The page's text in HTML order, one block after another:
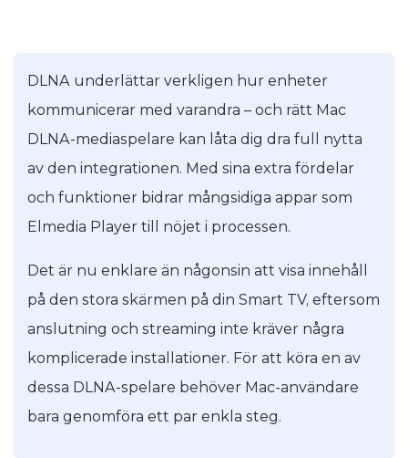
DLNA underlättar verkligen hur enheter
kommunicerar med varandra – och rätt Mac
DLNA-mediaspelare kan låta dig dra full nytta
av den integrationen. Med sina extra fördelar
och funktioner bidrar mångsidiga appar som
Elmedia Player till nöjet i processen.
Det är nu enklare än någonsin att visa innehåll
på den stora skärmen på din Smart TV, eftersom
anslutning och streaming inte kräver några
komplicerade installationer. För att köra en av
dessa DLNA-spelare behöver Mac-användare
bara genomföra ett par enkla steg.